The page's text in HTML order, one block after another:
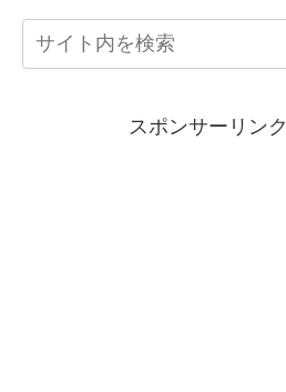
スポンサーリンク